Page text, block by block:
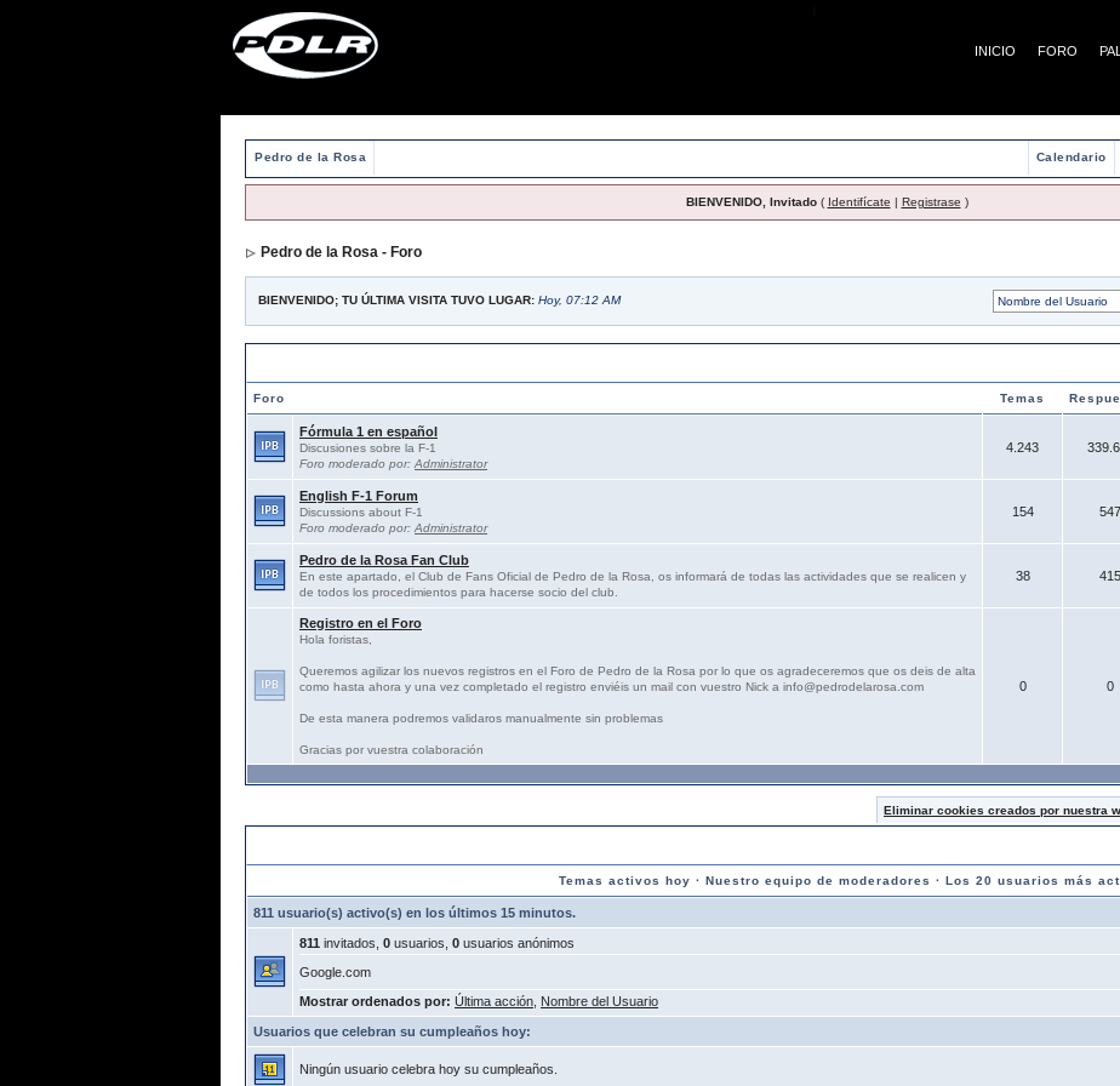
INICIO FORO
Pedro de la Rosa Calendario
BIENVENIDO, Invitado( Identifícate | Registrase )
Pedro de la Rosa - Foro
BIENVENIDO; TU ÚLTIMA VISITA TUVO LUGAR: Hoy, 07:12 AM
Foro Temas
Fórmula 1 en español
Discusiones sobre la F-1
Foro moderado por: Administrator
4.243
English F-1 Forum
Discussions about F-1
Foro moderado por: Administrator
154 547
Pedro de la Rosa Fan Club
En este apartado, el Club de Fans Oficial de Pedro de la Rosa, os informará de todas las actividades que se realicen y
de todos los procedimientos para hacerse socio del club.
38 415
Registro en el Foro
Hola foristas,
Queremos agilizar los nuevos registros en el Foro de Pedro de la Rosa por lo que os agradeceremos que os deis de alta
como hasta ahora y una vez completado el registro enviéis un mail con vuestro Nick a info@pedrodelarosa.com
De esta manera podremos validaros manualmente sin problemas
Gracias por vuestra colaboración
0 0
Eliminar cookies creados por nuestra
Temas activos hoy · Nuestro equipo de moderadores · Los 20 usuarios más
811 usuario(s) activo(s) en los últimos 15 minutos.
811 invitados, 0 usuarios, 0 usuarios anónimos
Google.com
Mostrar ordenados por: Última acción Nombre del Usuario
Usuarios que celebran su cumpleaños hoy:
Ningún usuario celebra hoy su cumpleaños.